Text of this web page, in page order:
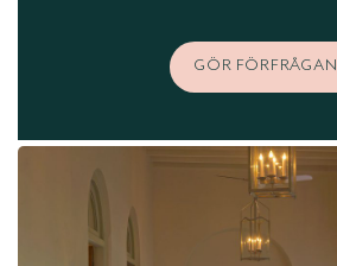
GÖR FÖRFRÅGAN